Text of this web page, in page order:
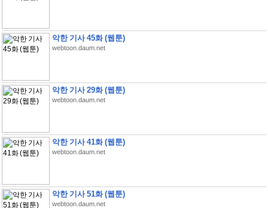
악한 기사 45화 (웹툰)
webtoon.daum.net
악한 기사 29화 (웹툰)
webtoon.daum.net
악한 기사 41화 (웹툰)
webtoon.daum.net
악한 기사 51화 (웹툰)
webtoon.daum.net